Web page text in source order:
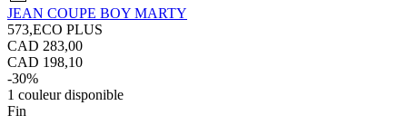
JEAN COUPE BOY MARTY
573,ECO PLUS
CAD 283,00
CAD 198,10
-30%
1 couleur disponible
Fin